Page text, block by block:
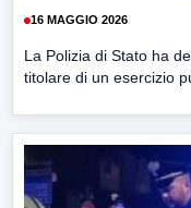
16 MAGGIO 2026
La Polizia di Stato ha
titolare di un esercizio